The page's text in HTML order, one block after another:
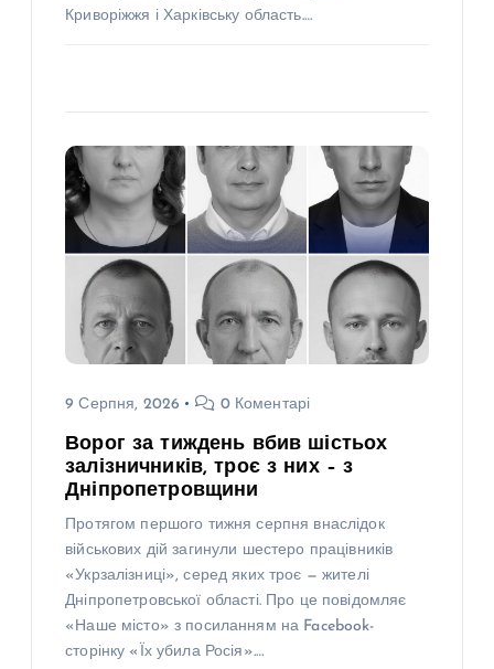
Криворіжжя і Харківську область.…
9 Серпня, 2026 0 Коментарі
Ворог за тиждень вбив шістьох
залізничників, троє з них – з
Дніпропетровщини
Протягом першого тижня серпня внаслідок
військових дій загинули шестеро працівників
«Укрзалізниці», серед яких троє — жителі
Дніпропетровської області. Про це повідомляє
«Наше місто» з посиланням на Facebook-
сторінку «Їх убила Росія».…